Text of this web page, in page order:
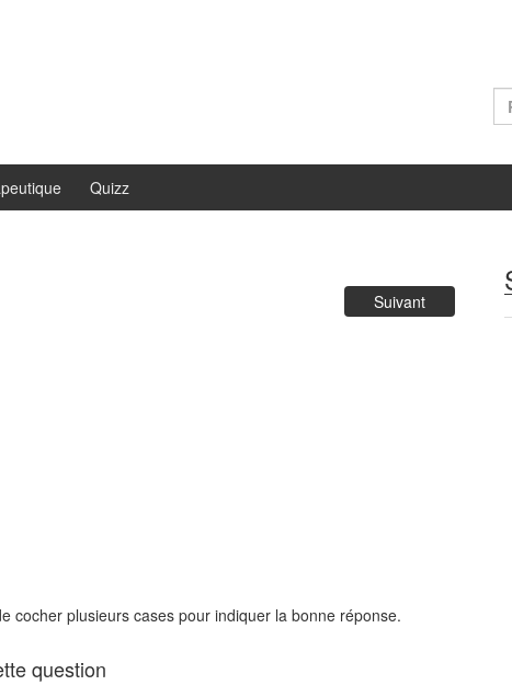
Quizz
Suivant
cocher plusieurs cases pour indiquer la bonne réponse.
question